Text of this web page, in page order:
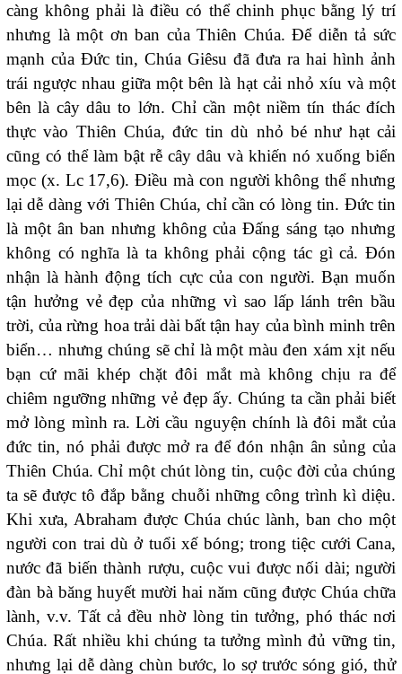
càng không phải là điều có thể chinh phục bằng lý trí
nhưng là một ơn ban của Thiên Chúa. Để diễn tả sức
mạnh của Đức tin, Chúa Giêsu đã đưa ra hai hình ảnh
trái ngược nhau giữa một bên là hạt cải nhỏ xíu và một
bên là cây dâu to lớn. Chỉ cần một niềm tín thác đích
thực vào Thiên Chúa, đức tin dù nhỏ bé như hạt cải
cũng có thể làm bật rễ cây dâu và khiến nó xuống biển
mọc (x. Lc 17,6). Điều mà con người không thể nhưng
lại dễ dàng với Thiên Chúa, chỉ cần có lòng tin. Đức tin
là một ân ban nhưng không của Đấng sáng tạo nhưng
không có nghĩa là ta không phải cộng tác gì cả. Đón
nhận là hành động tích cực của con người. Bạn muốn
tận hưởng vẻ đẹp của những vì sao lấp lánh trên bầu
trời, của rừng hoa trải dài bất tận hay của bình minh trên
biển… nhưng chúng sẽ chỉ là một màu đen xám xịt nếu
bạn cứ mãi khép chặt đôi mắt mà không chịu ra để
chiêm ngưỡng những vẻ đẹp ấy. Chúng ta cần phải biết
mở lòng mình ra. Lời cầu nguyện chính là đôi mắt của
đức tin, nó phải được mở ra để đón nhận ân sủng của
Thiên Chúa. Chỉ một chút lòng tin, cuộc đời của chúng
ta sẽ được tô đắp bằng chuỗi những công trình kì diệu.
Khi xưa, Abraham được Chúa chúc lành, ban cho một
người con trai dù ở tuổi xế bóng; trong tiệc cưới Cana,
nước đã biến thành rượu, cuộc vui được nối dài; người
đàn bà băng huyết mười hai năm cũng được Chúa chữa
lành, v.v. Tất cả đều nhờ lòng tin tưởng, phó thác nơi
Chúa. Rất nhiều khi chúng ta tưởng mình đủ vững tin,
nhưng lại dễ dàng chùn bước, lo sợ trước sóng gió, thử